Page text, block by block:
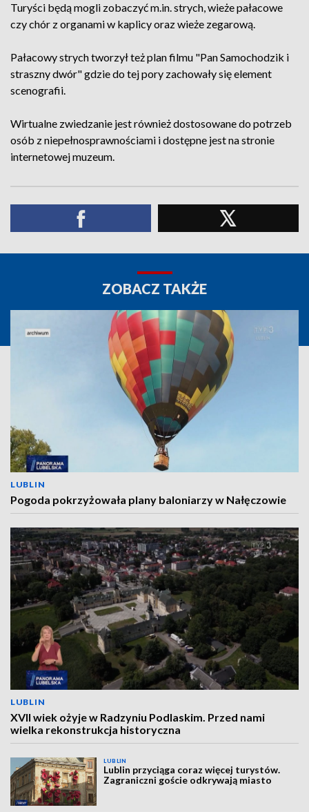
Turyści będą mogli zobaczyć m.in. strych, wieże pałacowe
czy chór z organami w kaplicy oraz wieże zegarową.
Pałacowy strych tworzył też plan filmu "Pan Samochodzik i
straszny dwór" gdzie do tej pory zachowały się element
scenografii.
Wirtualne zwiedzanie jest również dostosowane do potrzeb
osób z niepełnosprawnościami i dostępne jest na stronie
internetowej muzeum.
ZOBACZ TAKŻE
LUBLIN
Pogoda pokrzyżowała plany baloniarzy w Nałęczowie
LUBLIN
XVII wiek ożyje w Radzyniu Podlaskim. Przed nami
wielka rekonstrukcja historyczna
LUBLIN
Lublin przyciąga coraz więcej turystów.
Zagraniczni goście odkrywają miasto